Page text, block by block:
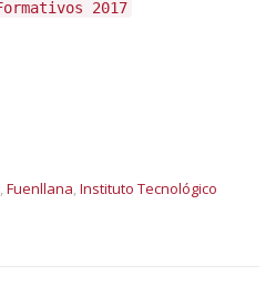
Fuenllana Instituto Tecnológico